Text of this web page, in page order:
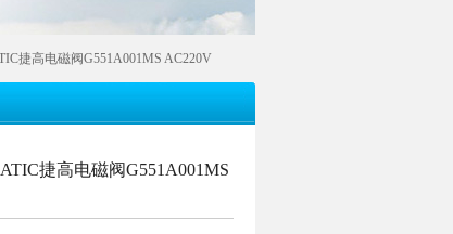
捷高电磁阀G551A001MS AC220V
捷高电磁阀G551A001MS